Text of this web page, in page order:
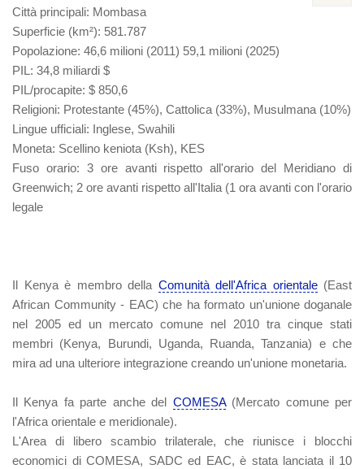
Città principali: Mombasa
Superficie (km²): 581.787
Popolazione: 46,6 milioni (2011) 59,1 milioni (2025)
PIL : 34,8 miliardi $
PIL/procapite: $ 850,6
Religioni: Protestante (45%), Cattolica (33%), Musulmana (10%)
Lingue ufficiali: Inglese, Swahili
Moneta: Scellino keniota (Ksh), KES
Fuso orario: 3 ore avanti rispetto all'orario del Meridiano di
Greenwich; 2 ore avanti rispetto all'Italia (1 ora avanti con l'orario
legale
Il Kenya è membro della Comunità dell'Africa orientale(East
African Community - EAC) che ha formato un'unione doganale
nel 2005 ed un mercato comune nel 2010 tra cinque stati
membri (Kenya, Burundi, Uganda, Ruanda, Tanzania) e che
mira ad una ulteriore integrazione creando un'unione monetaria.
Il Kenya fa parte anche del COMESA(Mercato comune per
l'Africa orientale e meridionale).
L'Area di libero scambio trilaterale, che riunisce i blocchi
economici di COMESA, SADC ed EAC, è stata lanciata il 10